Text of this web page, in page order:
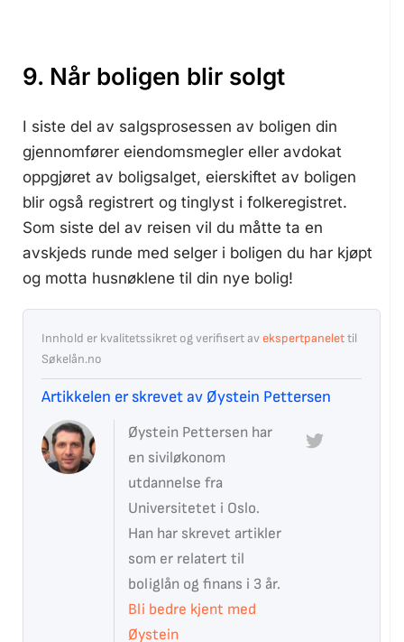
9. Når boligen blir solgt
I siste del av salgsprosessen av boligen din
gjennomfører eiendomsmegler eller avdokat
oppgjøret av boligsalget, eierskiftet av boligen
blir også registrert og tinglyst i folkeregistret.
Som siste del av reisen vil du måtte ta en
avskjeds runde med selger i boligen du har kjøpt
og motta husnøklene til din nye bolig!
Innhold er kvalitetssikret og verifisert avekspertpanelettil
Søkelån.no
Artikkelen er skrevet av Øystein Pettersen
Øystein Pettersen har
en siviløkonom
utdannelse fra
Universitetet i Oslo.
Han har skrevet artikler
som er relatert til
boliglån og finans i 3 år.
Bli bedre kjent med
Øystein